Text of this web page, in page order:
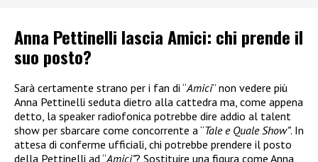
Anna Pettinelli lascia Amici: chi prende il
suo posto?
Sarà certamente strano per i fan di “Amici” non vedere più
Anna Pettinelli seduta dietro alla cattedra ma, come appena
detto, la speaker radiofonica potrebbe dire addio al talent
show per sbarcare come concorrente a “Tale e Quale Show”. In
attesa di conferme ufficiali, chi potrebbe prendere il posto
della Pettinelli ad “Amici”? Sostituire una figura come Anna